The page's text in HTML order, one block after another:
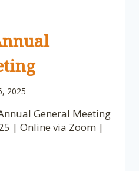
2025
General Meeting
| Online via Zoom |